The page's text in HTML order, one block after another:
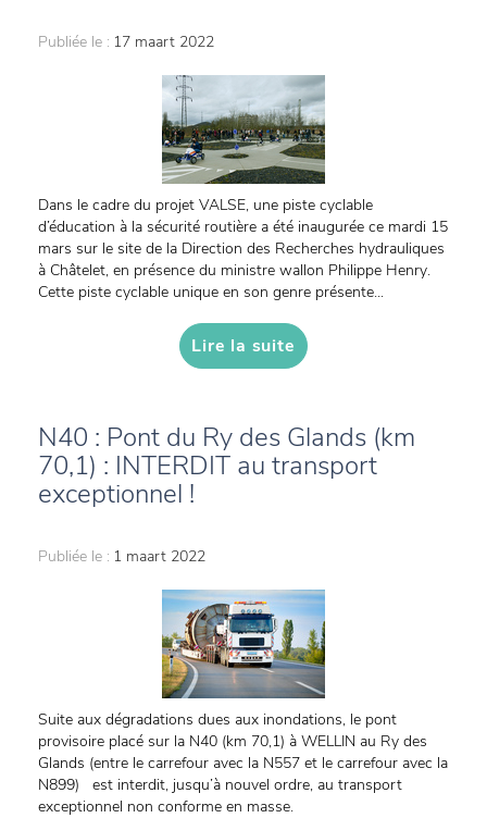
Publiée le : 17 maart 2022
Dans le cadre du projet VALSE, une piste cyclable
d’éducation à la sécurité routière a été inaugurée ce mardi 15
mars sur le site de la Direction des Recherches hydrauliques
à Châtelet, en présence du ministre wallon Philippe Henry.
Cette piste cyclable unique en son genre présente...
Lire la suite
N40 : Pont du Ry des Glands (km
70,1) : INTERDIT au transport
exceptionnel !
Publiée le : 1 maart 2022
Suite aux dégradations dues aux inondations, le pont
provisoire placé sur la N40 (km 70,1) à WELLIN au Ry des
Glands (entre le carrefour avec la N557 et le carrefour avec la
N899) est interdit, jusqu’à nouvel ordre, au transport
exceptionnel non conforme en masse.